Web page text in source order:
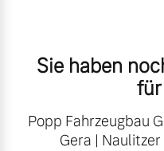
Sie haben
Popp Fahrzeugbau
Gera | Naulitzer